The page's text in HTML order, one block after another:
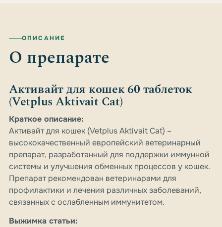
ОПИСАНИЕ
О препарате
Активайт для кошек 60 таблеток
(Vetplus Aktivait Cat)
Краткое описание:
Активайт для кошек (Vetplus Aktivait Cat) –
высококачественный европейский ветеринарный
препарат, разработанный для поддержки иммунной
системы и улучшения обменных процессов у кошек.
Препарат рекомендован ветеринарами для
профилактики и лечения различных заболеваний,
связанных с ослабленным иммунитетом.
Выжимка статьи: